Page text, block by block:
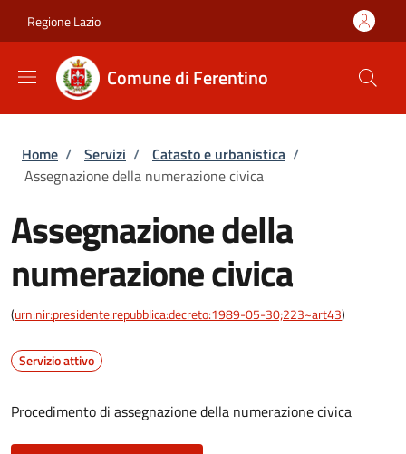
Regione Lazio
Comune di Ferentino
Briciole di pane
Home / Servizi / Catasto e urbanistica /
Assegnazione della numerazione civica
Assegnazione della
numerazione civica
(urn:nir:presidente.repubblica:decreto:1989-05-30;223~art43)
Servizio attivo
Procedimento di assegnazione della numerazione civica